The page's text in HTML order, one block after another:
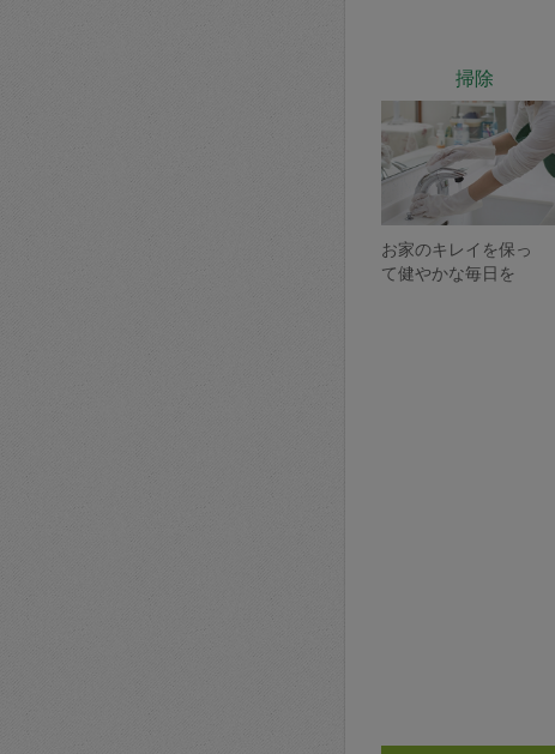
掃除
お家のキレイを保っ
て健やかな毎日を